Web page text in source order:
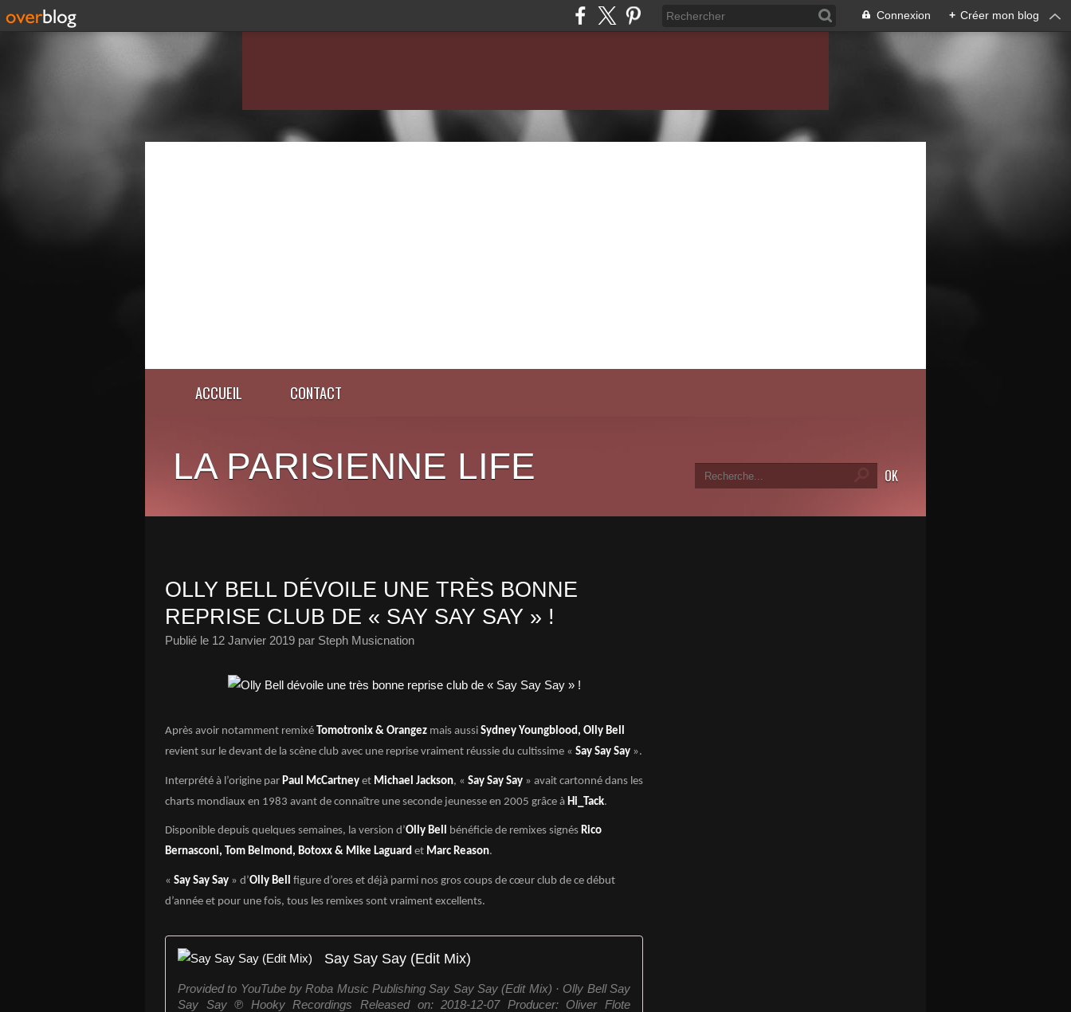
Connexion + Créer mon blog
ACCUEIL CONTACT
LA PARISIENNE LIFE
OLLY BELL DÉVOILE UNE TRÈS BONNE
REPRISE CLUB DE « SAY SAY SAY » !
Publié le 12 Janvier 2019 par Steph Musicnation
Après avoir notamment remixé Tomotronix & Orangez mais aussi Sydney Youngblood, Olly Bell
revient sur le devant de la scène club avec une reprise vraiment réussie du cultissime « Say Say Say ».
Interprété à l’origine par Paul McCartney et Michael Jackson, « Say Say Say » avait cartonné dans les
charts mondiaux en 1983 avant de connaître une seconde jeunesse en 2005 grâce à Hi_Tack.
Disponible depuis quelques semaines, la version d’Olly Bell bénéficie de remixes signés Rico
Bernasconi, Tom Belmond, Botoxx & Mike Laguard et Marc Reason.
« Say Say Say » d’Olly Bell
figure d’ores et déjà parmi nos gros coups de cœur club de ce début
d’année et pour une fois, tous les remixes sont vraiment excellents.
Say Say Say (Edit Mix)
Provided to YouTube by Roba Music Publishing Say Say Say (Edit Mix) · Olly Bell Say
Say Say ℗ Hooky Recordings Released on: 2018-12-07 Producer: Oliver Flote